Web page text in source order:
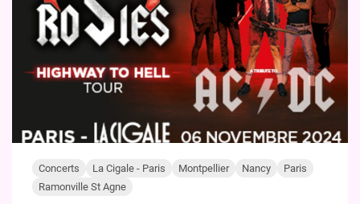
Concerts La Cigale - Paris Montpellier Nancy
Paris
Ramonville St Agne